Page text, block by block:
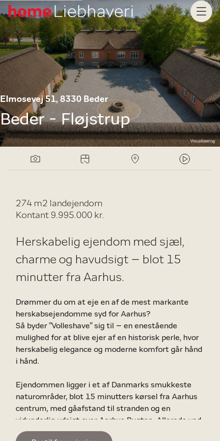
Elmosevej 51, 8330 Beder
Beder - Fløjstrup
274 m2 landejendom
Kontant 9.995.000 kr.
Herskabelig ejendom med sjæl,
charme og havudsigt – blot 15
minutter fra Aarhus.
Drømmer du om at eje en af de mest markante
herskabsejendomme syd for Aarhus?
Så byder ”Volleshave” sig til – en enestående
mulighed for at blive ejer af en historisk perle, hvor
herskabelig elegance og moderne komfort går hånd
i hånd.
Ejendommen ligger i et af Danmarks smukkeste
naturområder, blot 15 minutters kørsel fra Aarhus
centrum, med gåafstand til stranden og en
vidunderlig udsigt over Aarhus Bugten. Allerede ved
ankomsten, hvor den gamle allé leder dig ind